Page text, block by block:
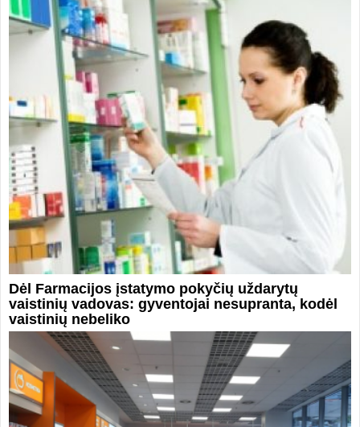
Dėl Farmacijos įstatymo pokyčių uždarytų
vaistinių vadovas: gyventojai nesupranta, kodėl
vaistinių nebeliko